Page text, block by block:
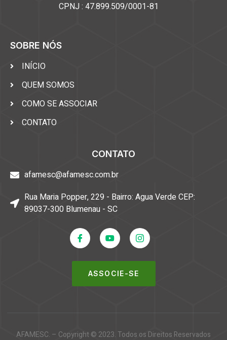
CPNJ : 47.899.509/0001-81
SOBRE NÓS
INÍCIO
QUEM SOMOS
COMO SE ASSOCIAR
CONTATO
CONTATO
afamesc@afamesc.com.br
Rua Maria Popper, 229 - Bairro: Agua Verde CEP:
89037-300 Blumenau - SC
ASSOCIE-SE
AFAMESC. – Copyright © 2023. Todos os Direitos Reservados